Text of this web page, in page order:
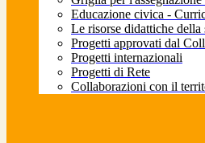
Educazione civica -
Le risorse didattiche della
Progetti approvati dal
Progetti internazionali
Progetti di Rete
Collaborazioni con il